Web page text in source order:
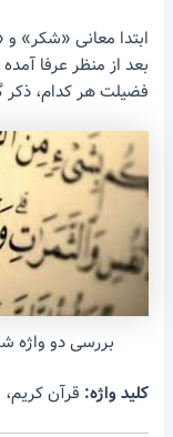
ابتدا معانی «شکر» و
بعد از منظر عرفا
فضیلت هر کدام، ذکر
بررسی دو واژه
کلید واژه: قرآن کریم،